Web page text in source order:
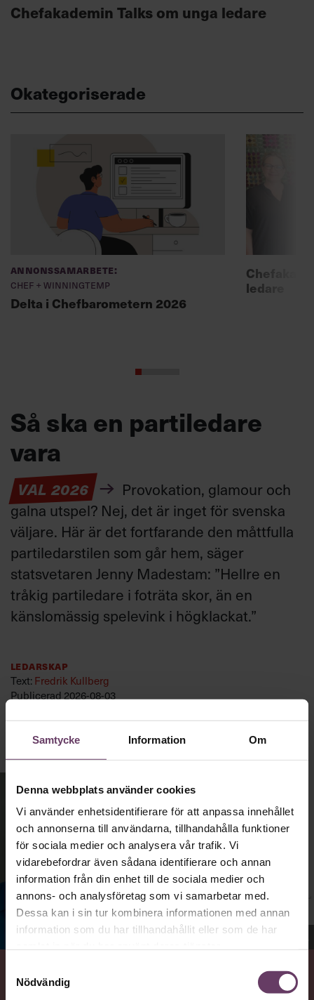
Samtycke Information Om
Denna webbplats använder cookies
Vi använder enhetsidentifierare för att anpassa innehållet
och annonserna till användarna, tillhandahålla funktioner
för sociala medier och analysera vår trafik. Vi
vidarebefordrar även sådana identifierare och annan
information från din enhet till de sociala medier och
annons- och analysföretag som vi samarbetar med.
Dessa kan i sin tur kombinera informationen med annan
information som du har tillhandahållit eller som de har
Nödvändig
Chefakademin Talks om unga ledare
Okategoriserade
Annonssamarbete:
Chef + Winningtemp
Delta i Chefbarometern 2026
ledare
Så ska en partiledare
vara
VAL 2026
Provokation, glamour och
galna utspel? Nej, det är inget för svenska
väljare. Här är det fortfarande den måttfulla
partiledarstilen som går hem, säger
statsvetaren Jenny Madestam: ”Hellre en
tråkig partiledare i foträta skor, än en
känslomässig spelevink i högklackat.”
Ledarskap
Text: Fredrik Kullberg
Publicerad 2026-08-03
VAD
Jenny Madestam, docent i statsvetenskap.